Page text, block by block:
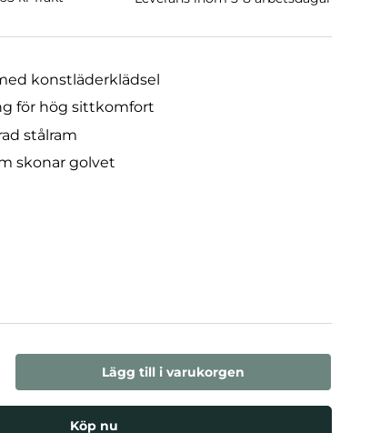
konstläderklädsel
för hög sittkomfort
stålram
skonar golvet
kvantiteten Lägg till i varukorgen
Köp nu